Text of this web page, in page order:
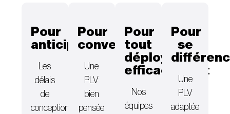
Pour
anticiper
Les
délais
de
conception
Pour
convertir
Une
PLV
bien
pensée
Pour
tout
déployer
efficacement
Nos
équipes
Pour
se
Une
PLV
adaptée